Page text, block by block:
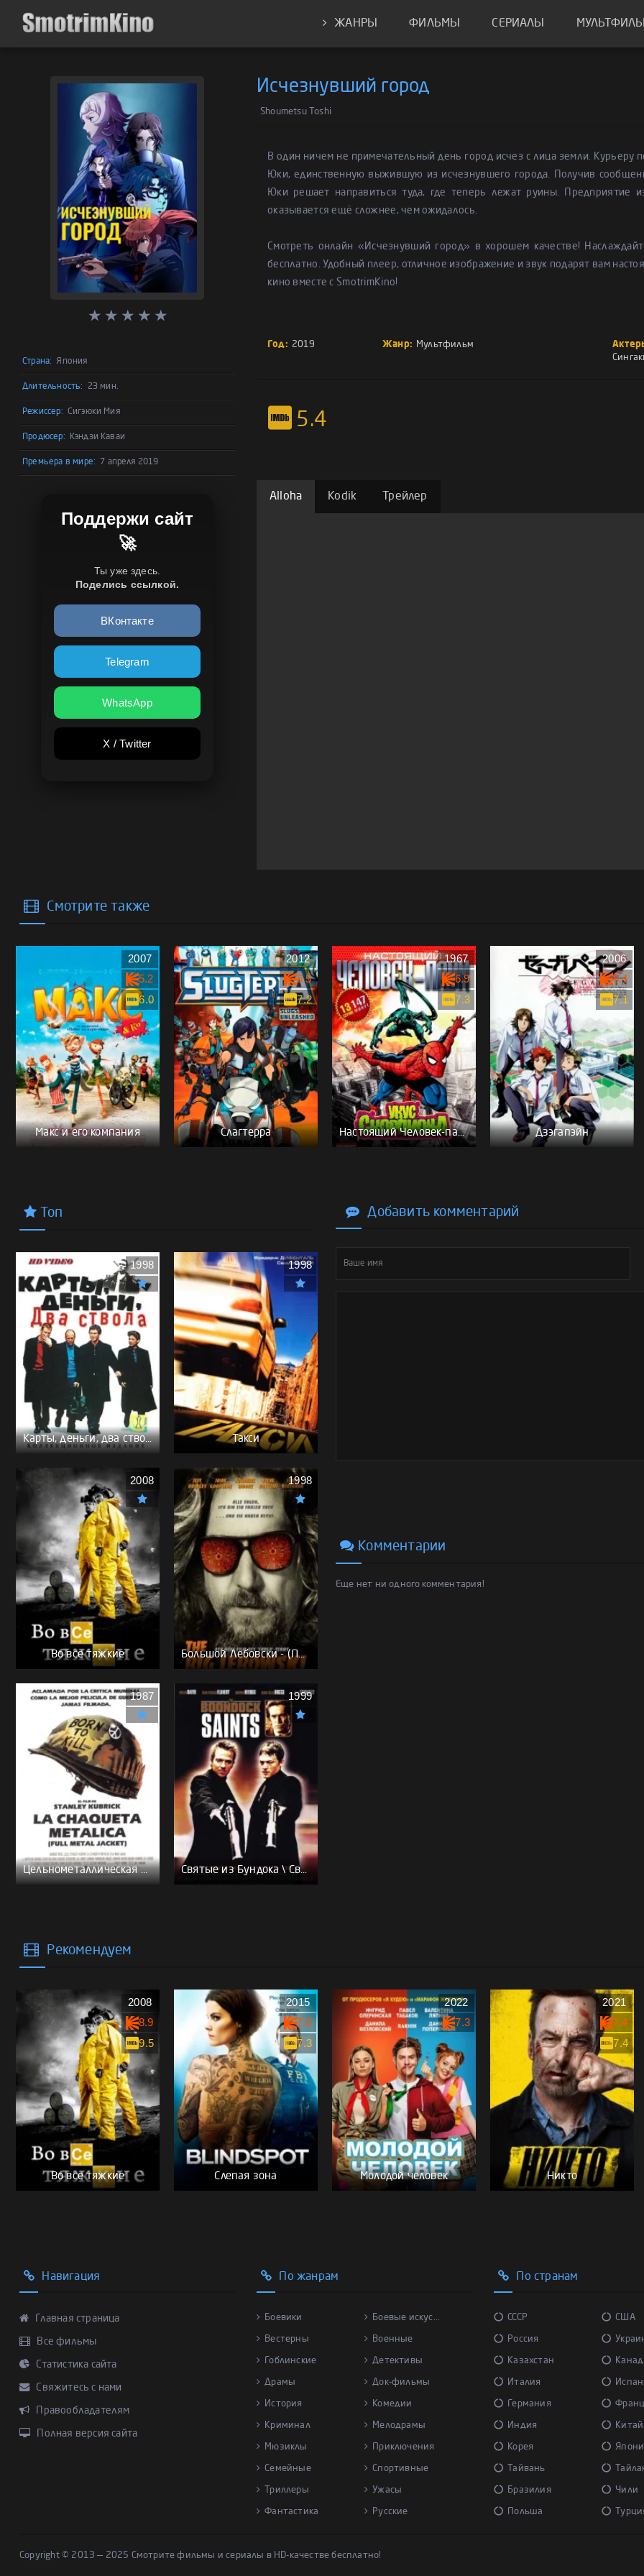
ЖАНРЫ ФИЛЬМЫ СЕРИАЛЫ
Страна: Япония
Длительность: 23 мин.
Режиссер: Сигэюки Мия
Продюсер: Кэндзи Каваи
Премьера в мире: 7 апреля 2019
Поддержи сайт
🚀
Ты уже здесь.
Поделись ссылкой.
ВКонтакте
Telegram
WhatsApp
X / Twitter
Исчезнувший город
Shoumetsu Toshi
В один ничем не примечательный день город исчез с лица земли.
Юки, единственную выжившую из исчезнувшего города. Получив
Юки решает направиться туда, где теперь лежат руины. Предприятие
оказывается ещё сложнее, чем ожидалось.
Смотреть онлайн «Исчезнувший город» в хорошем качестве!
бесплатно. Удобный плеер, отличное изображение и звук подарят вам
кино вместе с SmotrimKino!
Год: 2019 Жанр: Мультфильм
5.4
Alloha Kodik Трейлер
Смотрите также
Макс и его компания
2007
5.2
6.0
Слагтерра
2012
6.5
7.2
Настоящий Человек-паук
1967
6.9
7.3
Дзэгапэйн
2006
6.4
7.1
Топ
Карты, деньги, два ствола - (Перевод Гоблина)
1998
Такси
1998
Во все тяжкие
2008
Большой Лебовски - (Перевод Гоблина)
1998
Цельнометаллическая оболочка - (Перевод Гоблина)
1987
Святые из Бундока \ Святые из трущоб - (Перевод Гоблина)
1999
Добавить комментарий
Комментарии
Еще нет ни одного комментария!
Рекомендуем
Во все тяжкие
2008
8.9
9.5
Слепая зона
2015
7.0
7.3
Молодой человек
2022
7.3
Никто
2021
7.4
7.4
Навигация
Главная страница
Все фильмы
Статистика сайта
Свяжитесь с нами
Правообладателям
Полная версия сайта
По жанрам
Боевики Боевые искус...
Вестерны Военные
Гоблинские Детективы
Драмы Док-фильмы
История Комедии
Криминал Мелодрамы
Мюзиклы Приключения
Семейные Спортивные
Триллеры Ужасы
Фантастика Русские
По странам
СССР США
Россия
Казахстан
Италия
Германия
Индия Китай
Корея
Тайвань
Бразилия Чили
Польша
Copyright © 2013 — 2025 Смотрите фильмы и сериалы в HD-качестве бесплатно!